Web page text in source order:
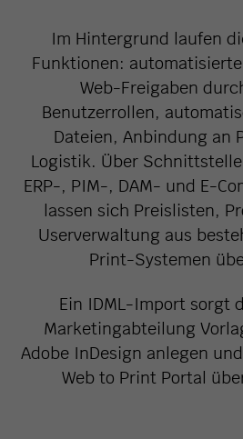
Im Hintergrund laufen
Funktionen:
Web-Freigaben
Benutzerrollen,
Dateien, Anbindung an
Logistik. Über
ERP-, PIM-, DAM- und E-
lassen sich Preislisten,
Userverwaltung aus
Print-Systemen
Ein IDML-Import sorgt
Marketingabteilung
Adobe InDesign anlegen
Web to Print Portal